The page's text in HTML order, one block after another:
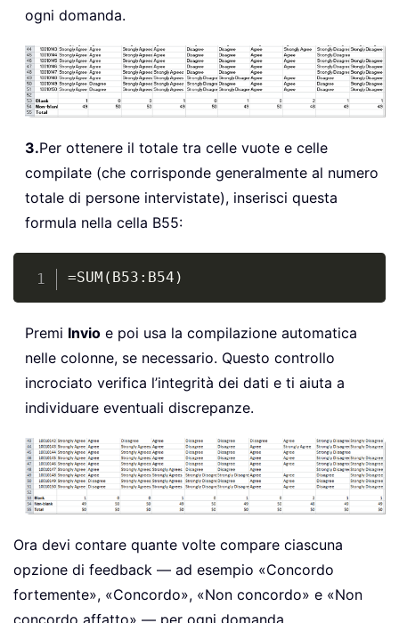
ogni domanda.
3.Per ottenere il totale tra celle vuote e celle
compilate (che corrisponde generalmente al numero
totale di persone intervistate), inserisci questa
formula nella cella B55:
=SUM(B53:B54)
Premi Invio e poi usa la compilazione automatica
nelle colonne, se necessario. Questo controllo
incrociato verifica l’integrità dei dati e ti aiuta a
individuare eventuali discrepanze.
Ora devi contare quante volte compare ciascuna
opzione di feedback — ad esempio «Concordo
fortemente», «Concordo», «Non concordo» e «Non
concordo affatto» — per ogni domanda.